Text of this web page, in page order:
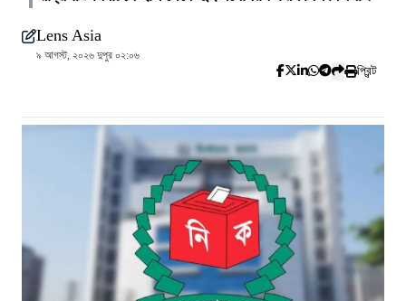
Lens Asia
৯ আগস্ট, ২০২৬ দুপুর ০২:০৬
প্রিন্ট